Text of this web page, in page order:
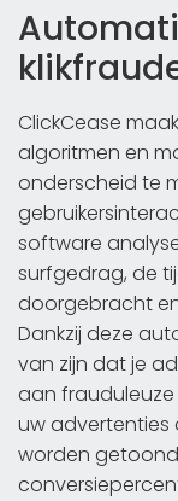
ClickCease
algoritmen en
onderscheid te
software
surfgedrag, de
doorgebracht
Dankzij deze
van zijn dat je
aan frauduleuze
uw advertenties
worden